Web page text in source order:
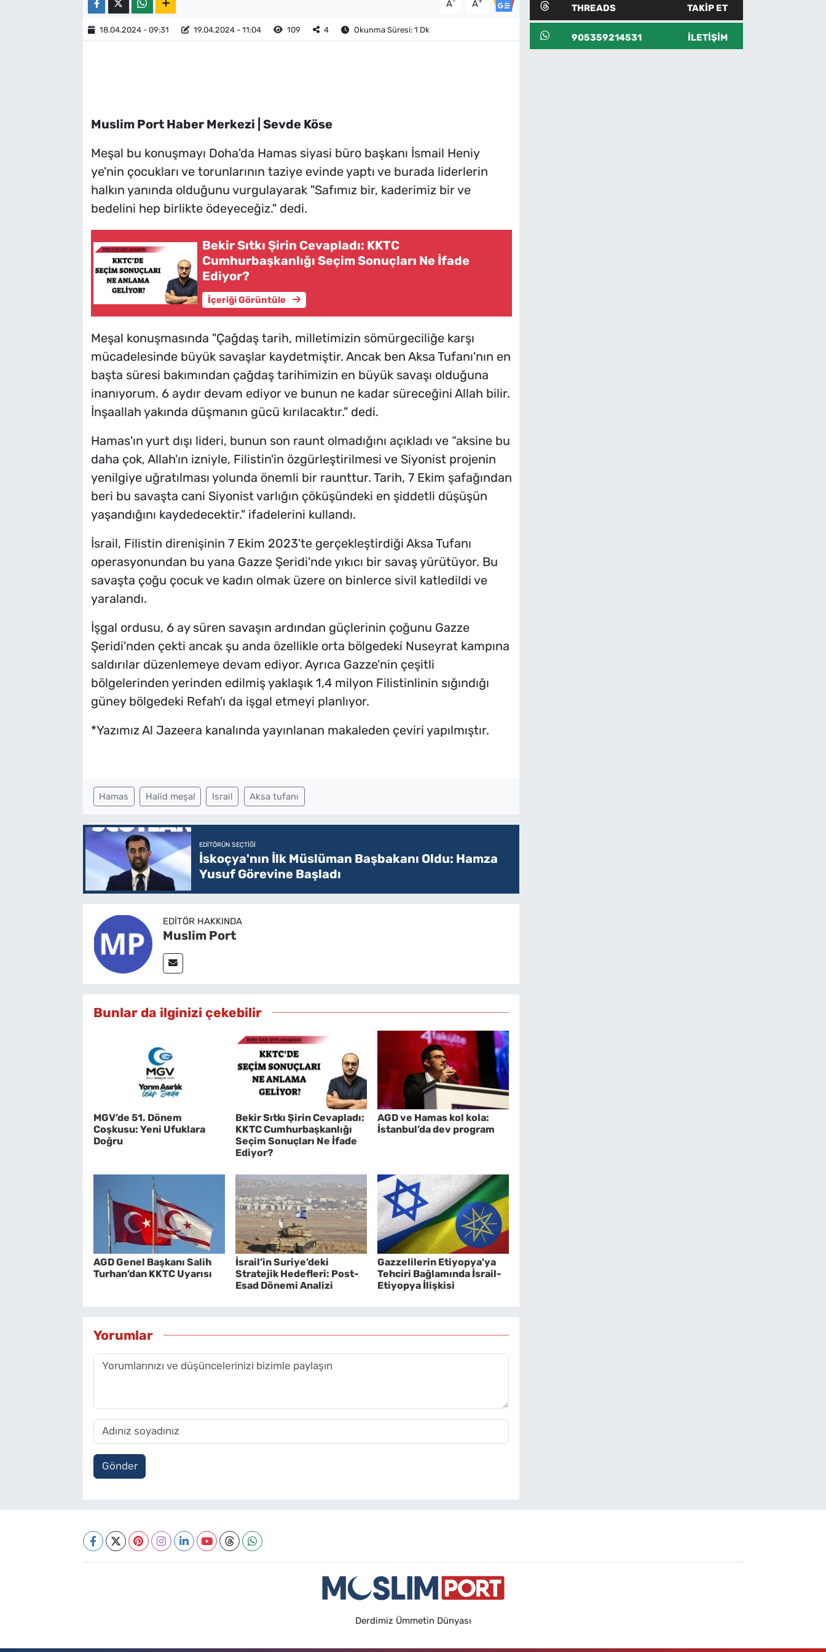
A A
18.04.2024 - 09:31 19.04.2024 - 11:04 109 4 Okunma Süresi: 1 Dk
Muslim Port Haber Merkezi | Sevde Köse
Meşal bu konuşmayı Doha'da Hamas siyasi büro başkanı İsmail Heniy
ye'nin çocukları ve torunlarının taziye evinde yaptı ve burada liderlerin
halkın yanında olduğunu vurgulayarak "Safımız bir, kaderimiz bir ve
bedelini hep birlikte ödeyeceğiz." dedi.
Bekir Sıtkı Şirin Cevapladı: KKTC
Cumhurbaşkanlığı Seçim Sonuçları Ne İfade
Ediyor?
İçeriği Görüntüle
Meşal konuşmasında "Çağdaş tarih, milletimizin sömürgeciliğe karşı
mücadelesinde büyük savaşlar kaydetmiştir. Ancak ben Aksa Tufanı'nın en
başta süresi bakımından çağdaş tarihimizin en büyük savaşı olduğuna
inanıyorum. 6 aydır devam ediyor ve bunun ne kadar süreceğini Allah bilir.
İnşaallah yakında düşmanın gücü kırılacaktır." dedi.
Hamas'ın yurt dışı lideri, bunun son raunt olmadığını açıkladı ve “aksine bu
daha çok, Allah'ın izniyle, Filistin'in özgürleştirilmesi ve Siyonist projenin
yenilgiye uğratılması yolunda önemli bir raunttur. Tarih, 7 Ekim şafağından
beri bu savaşta cani Siyonist varlığın çöküşündeki en şiddetli düşüşün
yaşandığını kaydedecektir." ifadelerini kullandı.
İsrail, Filistin direnişinin 7 Ekim 2023'te gerçekleştirdiği Aksa Tufanı
operasyonundan bu yana Gazze Şeridi'nde yıkıcı bir savaş yürütüyor. Bu
savaşta çoğu çocuk ve kadın olmak üzere on binlerce sivil katledildi ve
yaralandı.
İşgal ordusu, 6 ay süren savaşın ardından güçlerinin çoğunu Gazze
Şeridi'nden çekti ancak şu anda özellikle orta bölgedeki Nuseyrat kampına
saldırılar düzenlemeye devam ediyor. Ayrıca Gazze'nin çeşitli
bölgelerinden yerinden edilmiş yaklaşık 1,4 milyon Filistinlinin sığındığı
güney bölgedeki Refah'ı da işgal etmeyi planlıyor.
*Yazımız Al Jazeera kanalında yayınlanan makaleden çeviri yapılmıştır.
Hamas Halid meşal Israil Aksa tufanı
EDITÖRÜN SEÇTIĞI
İskoçya'nın İlk Müslüman Başbakanı Oldu: Hamza
Yusuf Görevine Başladı
EDITÖR HAKKINDA
Muslim Port
Bunlar da ilginizi çekebilir
MGV’de 51. Dönem
Coşkusu: Yeni Ufuklara
Doğru
Bekir Sıtkı Şirin Cevapladı:
KKTC Cumhurbaşkanlığı
Seçim Sonuçları Ne İfade
Ediyor?
AGD ve Hamas kol kola:
İstanbul’da dev program
AGD Genel Başkanı Salih
Turhan’dan KKTC Uyarısı
İsrail’in Suriye’deki
Stratejik Hedefleri: Post-
Esad Dönemi Analizi
Gazzelilerin Etiyopya'ya
Tehciri Bağlamında İsrail-
Etiyopya İlişkisi
Yorumlar
Gönder
THREADS TAKIP ET
905359214531 İLETIŞIM
Derdimiz Ümmetin Dünyası